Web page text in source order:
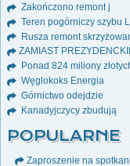
Zakończono remont j
Teren pogórniczy szybu
Rusza remont
ZAMIAST
Ponad 824 miliony
Węglokoks Energia
Górnictwo odejdzie
Kanadyjczycy zbudują
POPULARNE
Zaproszenie na